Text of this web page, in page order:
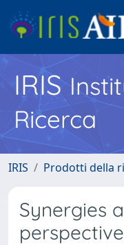
IRIS
Ricerca
IRIS Prodotti della
Synergies